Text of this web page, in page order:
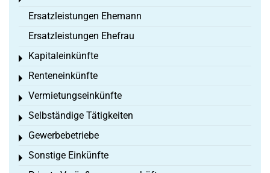
Ersatzleistungen Ehemann
Ersatzleistungen Ehefrau
Kapitaleinkünfte
Toggle menu
Renteneinkünfte
Toggle menu
Vermietungseinkünfte
Toggle menu
Selbständige Tätigkeiten
Toggle menu
Gewerbebetriebe
Toggle menu
Sonstige Einkünfte
Toggle menu